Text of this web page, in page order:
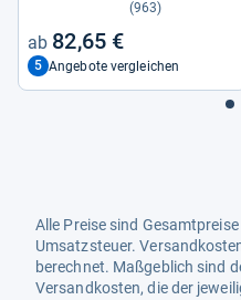
(963)
82,65 €
5 Angebote vergleichen
Alle Preise sind
Umsatzsteuer.
berechnet. Maßgeblich sind
Versandkosten, die der